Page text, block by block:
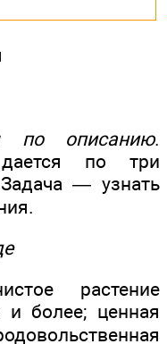
по описанию.
по три
— узнать
растение
более; ценная